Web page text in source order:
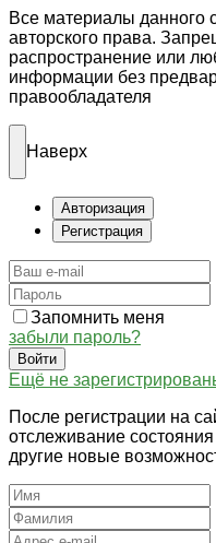
Все материалы данного
авторского права.
распространение или
информации без
правообладателя
Наверх
Авторизация
Регистрация
Запомнить меня
забыли пароль?
Войти
Ещё не
После регистрации на
отслеживание
другие новые